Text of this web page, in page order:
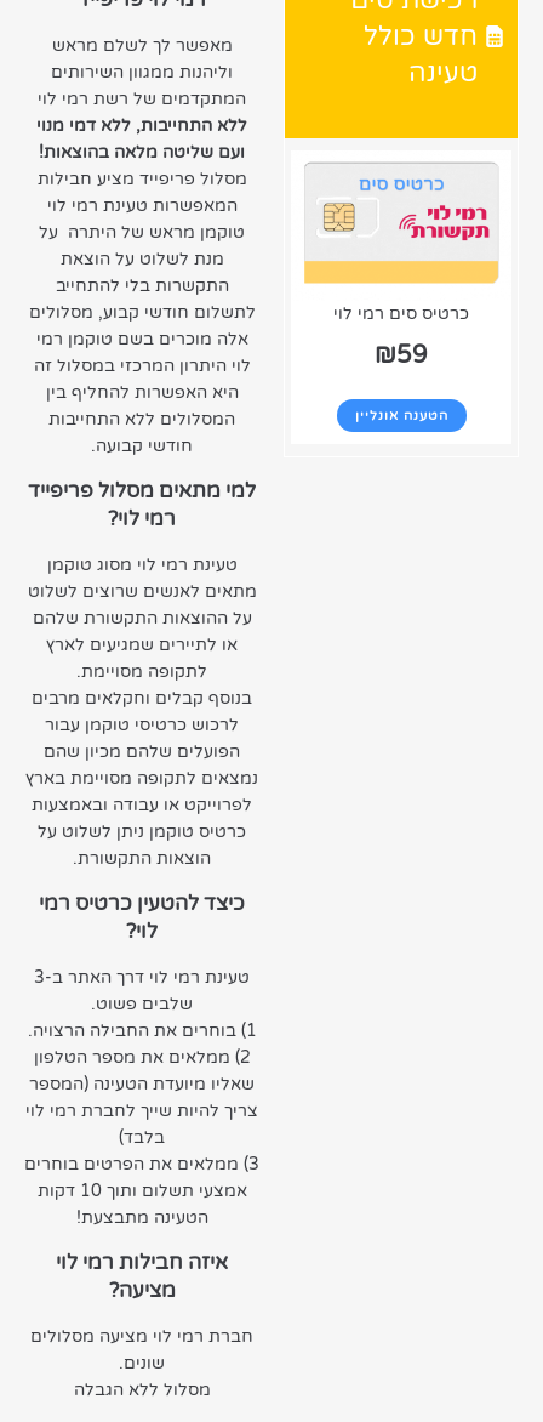
חדש כולל
טעינה
כרטיס סים רמי לוי
₪59
הטענה אונליין
מאפשר לך לשלם מראש
וליהנות ממגוון השירותים
המתקדמים של רשת רמי לוי
ללא התחייבות, ללא דמי מנוי
ועם שליטה מלאה בהוצאות!
מסלול פריפייד מציע חבילות
המאפשרות טעינת רמי לוי
טוקמן מראש של היתרה על
מנת לשלוט על הוצאת
התקשרות בלי להתחייב
לתשלום חודשי קבוע, מסלולים
אלה מוכרים בשם טוקמן רמי
לוי היתרון המרכזי במסלול זה
היא האפשרות להחליף בין
המסלולים ללא התחייבות
חודשי קבועה.
למי מתאים מסלול פריפייד
רמי לוי?
טעינת רמי לוי מסוג טוקמן
מתאים לאנשים שרוצים לשלוט
על ההוצאות התקשורת שלהם
או לתיירים שמגיעים לארץ
לתקופה מסויימת.
בנוסף קבלים וחקלאים מרבים
לרכוש כרטיסי טוקמן עבור
הפועלים שלהם מכיון שהם
נמצאים לתקופה מסויימת בארץ
לפרוייקט או עבודה ובאמצעות
כרטיס טוקמן ניתן לשלוט על
הוצאות התקשורת.
כיצד להטעין כרטיס רמי
לוי?
טעינת רמי לוי דרך האתר ב-3
שלבים פשוט.
1) בוחרים את החבילה הרצויה.
2) ממלאים את מספר הטלפון
שאליו מיועדת הטעינה (המספר
צריך להיות שייך לחברת רמי לוי
בלבד)
3) ממלאים את הפרטים בוחרים
אמצעי תשלום ותוך 10 דקות
הטעינה מתבצעת!
איזה חבילות רמי לוי
מציעה?
חברת רמי לוי מציעה מסלולים
שונים.
מסלול ללא הגבלה